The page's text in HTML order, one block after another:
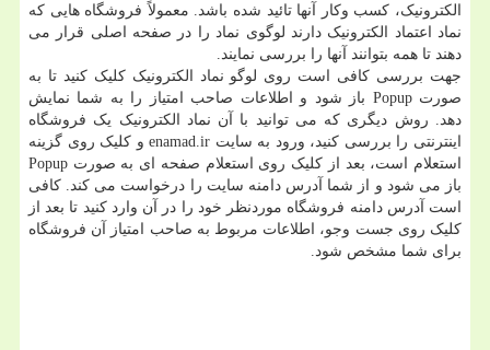
الکترونیک، کسب وکار آنها تائید شده باشد. معمولاً فروشگاه هایی که
نماد اعتماد الکترونیک دارند لوگوی نماد را در صفحه اصلی قرار می
دهند تا همه بتوانند آنها را بررسی نمایند.
جهت بررسی کافی است روی لوگو نماد الکترونیک کلیک کنید تا به
صورت Popup باز شود و اطلاعات صاحب امتیاز را به شما نمایش
دهد. روش دیگری که می توانید با آن نماد الکترونیک یک فروشگاه
اینترنتی را بررسی کنید، ورود به سایت enamad.ir و کلیک روی گزینه
استعلام است، بعد از کلیک روی استعلام صفحه ای به صورت Popup
باز می شود و از شما آدرس دامنه سایت را درخواست می کند. کافی
است آدرس دامنه فروشگاه موردنظر خود را در آن وارد کنید تا بعد از
کلیک روی جست وجو، اطلاعات مربوط به صاحب امتیاز آن فروشگاه
برای شما مشخص شود.